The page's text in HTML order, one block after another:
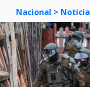
Nacional > Noticia